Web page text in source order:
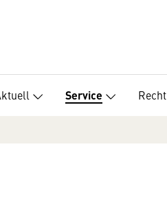
Service Recht